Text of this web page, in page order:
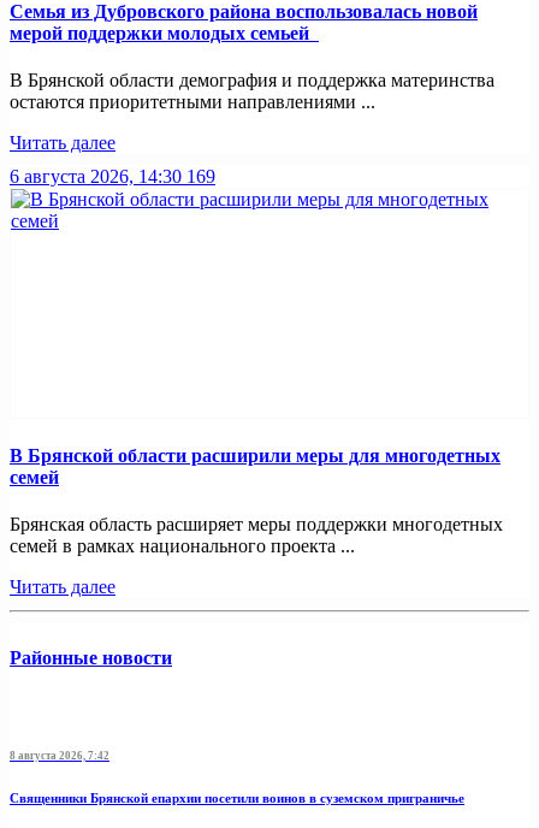
Семья из Дубровского района воспользовалась новой
мерой поддержки молодых семьей
В Брянской области демография и поддержка материнства
остаются приоритетными направлениями ...
Читать далее
6 августа 2026, 14:30 169
В Брянской области расширили меры для многодетных
семей
Брянская область расширяет меры поддержки многодетных
семей в рамках национального проекта ...
Читать далее
Районные новости
8 августа 2026, 7:42
Священники Брянской епархии посетили воинов в суземском приграничье